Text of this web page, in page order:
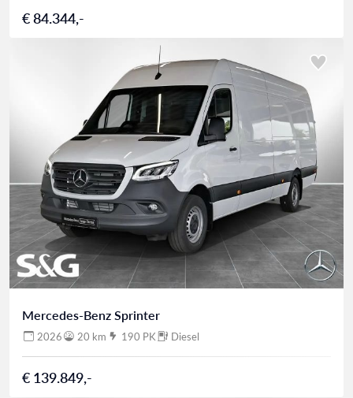
€ 84.344,-
Mercedes-Benz Sprinter
2026 20 km 190 PK Diesel
€ 139.849,-